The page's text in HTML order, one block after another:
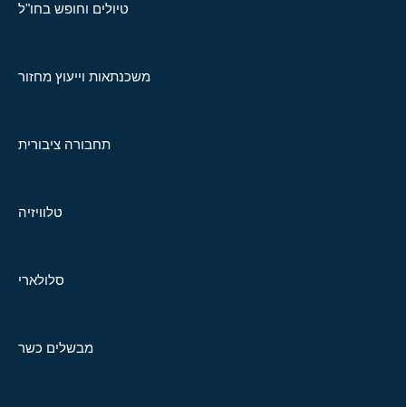
טיולים וחופש בחו"ל
משכנתאות וייעוץ מחזור
תחבורה ציבורית
טלוויזיה
סלולארי
מבשלים כשר